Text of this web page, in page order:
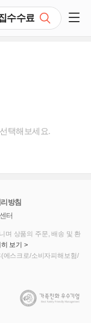
택해보세요.
방침
터
며 상품의 주문, 배송 및 환
히 보기 >
에스크로/소비자피해보험/